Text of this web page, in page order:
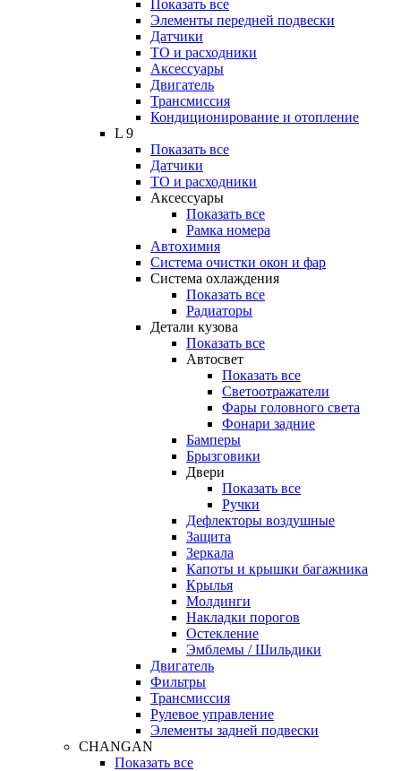
Показать все
Элементы передней подвески
Датчики
ТО и расходники
Аксессуары
Двигатель
Трансмиссия
Кондиционирование и отопление
L 9
Показать все
Датчики
ТО и расходники
Аксессуары
Показать все
Рамка номера
Автохимия
Система очистки окон и фар
Система охлаждения
Показать все
Радиаторы
Детали кузова
Показать все
Автосвет
Показать все
Светоотражатели
Фары головного света
Фонари задние
Бамперы
Брызговики
Двери
Показать все
Ручки
Дефлекторы воздушные
Защита
Зеркала
Капоты и крышки багажника
Крылья
Молдинги
Накладки порогов
Остекление
Эмблемы / Шильдики
Двигатель
Фильтры
Трансмиссия
Рулевое управление
Элементы задней подвески
CHANGAN
Показать все